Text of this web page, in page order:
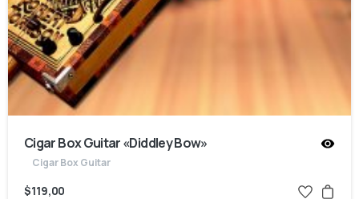
Cigar Box Guitar «Diddley Bow»
Cigar Box Guitar
$119,00